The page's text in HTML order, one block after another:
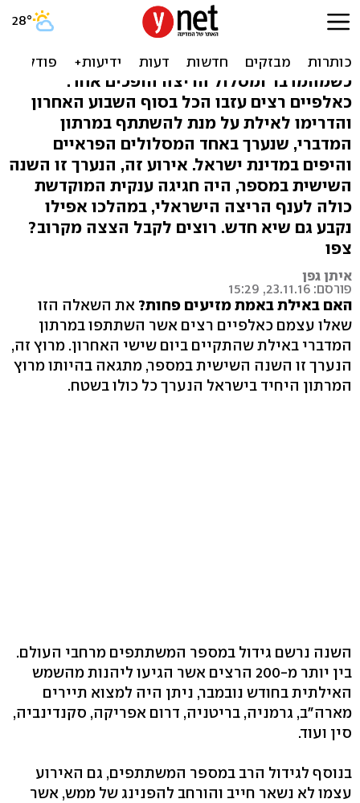
אדרנלין, זיעה, והרבה שטח:
הצצה למרתון המדברי באילת
כשמהמדבר ומסלול הריצה הופכים אחד:
כאלפיים רצים עזבו הכל בסוף השבוע האחרון
והדרימו לאילת על מנת להשתתף במרתון
המדברי, שנערך באחד המסלולים הפראיים
והיפים במדינת ישראל. אירוע זה, הנערך זו השנה
השישית במספר, היה חגיגה ענקית המוקדשת
כולה לענף הריצה הישראלי, במהלכו אפילו
נקבע גם שיא חדש. רוצים לקבל הצצה מקרוב?
צפו
איתן גפן
פורסם: 23.11.16, 15:29
האם באילת באמת מזיעים פחות? את השאלה הזו
שאלו עצמם כאלפיים רצים אשר השתתפו במרתון
המדברי באילת שהתקיים ביום שישי האחרון. מרוץ זה,
הנערך זו השנה השישית במספר, מתגאה בהיותו מרוץ
המרתון היחיד בישראל הנערך כל כולו בשטח.
השנה נרשם גידול במספר המשתתפים מרחבי העולם.
בין יותר מ-200 הרצים אשר הגיעו ליהנות מהשמש
האילתית בחודש נובמבר, ניתן היה למצוא תיירים
מארה"ב, גרמניה, בריטניה, דרום אפריקה, סקנדינביה,
סין ועוד.
בנוסף לגידול הרב במספר המשתתפים, גם האירוע
עצמו לא נשאר חייב והורחב להפנינג של ממש, אשר